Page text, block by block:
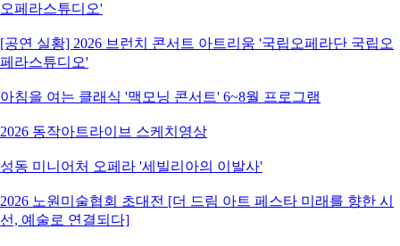
오페라스튜디오'
[공연 실황] 2026 브런치 콘서트 아트리움 '국립오페라단 국립오
페라스튜디오'
아침을 여는 클래식 '맥모닝 콘서트' 6~8월 프로그램
2026 동작아트라이브 스케치영상
성동 미니어처 오페라 '세빌리아의 이발사'
2026 노원미술협회 초대전 [더 드림 아트 페스타 미래를 향한 시
선, 예술로 연결되다]